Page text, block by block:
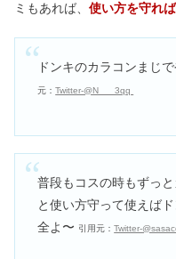
ミもあれば、 使い方を守れ
ドンキのカラコンまじ
元：Twitter-@N___3qq
普段もコスの時もずっ
と使い方守って使えば
全よ〜 引用元：Twitter-